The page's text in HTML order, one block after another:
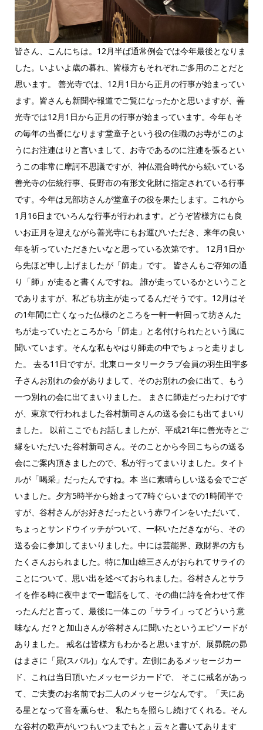
皆さん、こんにちは。12月半ば通常例会では今年最後となりま
した。いよいよ歳の暮れ、皆様方もそれぞれご多用のことだと
思います。 善光寺では、12月1日から正月の行事が始まってい
ます。皆さんも新聞や報道でご覧になったかと思いますが、善
光寺では12月1日から正月の行事が始まっています。今年もそ
の毎年の当番になります堂童子という役の住職のお寺がこのよ
うにお注連はりと言いまして、お寺であるのに注連を張るとい
うこの非常に摩訶不思議ですが、神仏混合時代から続いている
善光寺の伝統行事、長野市の有形文化財に指定されている行事
です。今年は兄部坊さんが堂童子の役を果たします。これから
1月16日までいろんな行事が行われます。どうぞ皆様方にも良
いお正月を迎えながら善光寺にもお運びいただき、来年の良い
年を祈っていただきたいなと思っている次第です。 12月1日か
ら先ほど申し上げましたが「師走」です。 皆さんもご存知の通
り「師」が走ると書くんですね。 誰が走っているかということ
でありますが、私ども坊主が走ってるんだそうです。12月はそ
の1年間に亡くなった仏様のところを一軒一軒回って坊さんた
ちが走っていたところから「師走」と名付けられたという風に
聞いています。そんな私もやはり師走の中でちょっと走りまし
た。 去る11日ですが。北東ロータリークラブ会員の羽生田宇多
子さんお別れの会がありまして、そのお別れの会に出て、もう
一つ別れの会に出てまいりました。 まさに師走だったわけです
が、東京で行われました谷村新司さんの送る会にも出てまいり
ました。 以前ここでもお話しましたが、平成21年に善光寺とご
縁をいただいた谷村新司さん。そのことから今回こちらの送る
会にご案内頂きましたので、私が行ってまいりました。タイト
ルが「喝采」だったんですね。本 当に素晴らしい送る会でござ
いました。夕方5時半から始まって7時ぐらいまでの1時間半で
すが、谷村さんがお好きだったという赤ワインをいただいて、
ちょっとサンドウイッチがついて、一杯いただきながら、その
送る会に参加してまいりました。中には芸能界、政財界の方も
たくさんおられました。特に加山雄三さんがおられてサライの
ことについて、思い出を述べておられました。谷村さんとサラ
イを作る時に夜中までー電話をして、その曲に詩を合わせて作
ったんだと言って、最後に一体この「サライ」ってどういう意
味なん だ？と加山さんが谷村さんに聞いたというエピソードが
ありました。 戒名は皆様方もわかると思いますが、展昴院の昴
はまさに「昴(スバル)」なんです。左側にあるメッセージカー
ド、これは当日頂いたメッセージカードで、 そこに戒名があっ
て、ご夫妻のお名前でお二人のメッセージなんです。「天にあ
る星となって音を薫らせ、 私たちを照らし続けてくれる。そん
な谷村の歌声がいつもいつまでもと」云々と書いてあります